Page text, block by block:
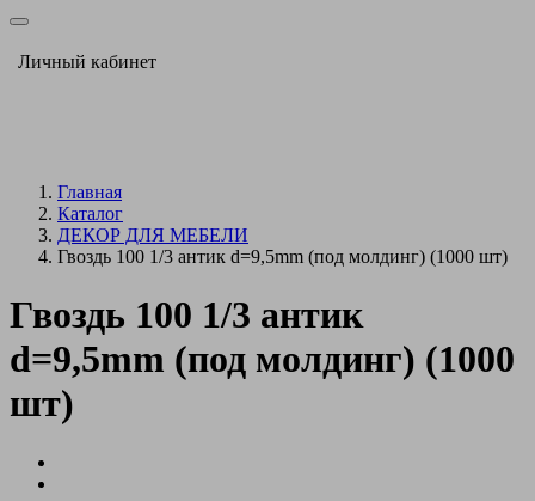
Личный кабинет
Главная
Каталог
ДЕКОР ДЛЯ МЕБЕЛИ
Гвоздь 100 1/3 антик d=9,5mm (под молдинг) (1000 шт)
Гвоздь 100 1/3 антик
d=9,5mm (под молдинг) (1000
шт)